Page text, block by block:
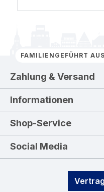
FAMILIENGEFÜHRT
Zahlung & Versand
Informationen
Shop-Service
Social Media